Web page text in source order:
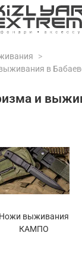
в
и
Ножи выживания
КАМПО